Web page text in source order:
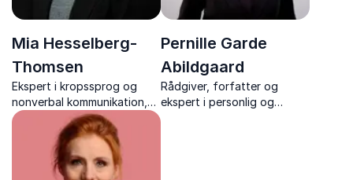
Mia Hesselberg-
Thomsen
Ekspert i kropssprog og
nonverbal kommunikation,
sceneinstruktør og
Cand.pæd.
Pernille Garde
Abildgaard
Rådgiver, forfatter og
ekspert i personlig og